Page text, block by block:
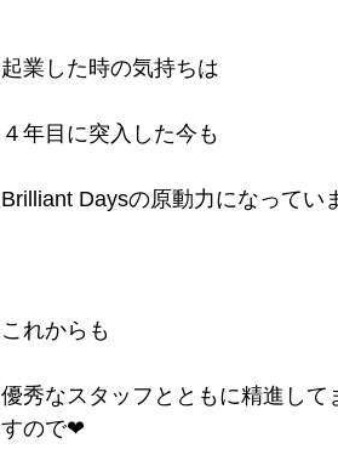
起業した時の気持ちは
４年目に突入した今も
Brilliant Daysの原動力になってい
これからも
優秀なスタッフとともに精進して
すので❤